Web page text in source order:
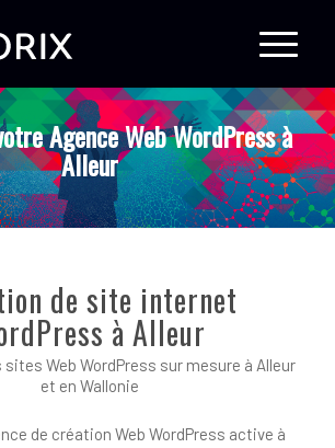
Agence Web WordPress à
Alleur
de site internet
à Alleur
sites Web WordPress sur mesure à Alleur
et en Wallonie
de création Web WordPress active à